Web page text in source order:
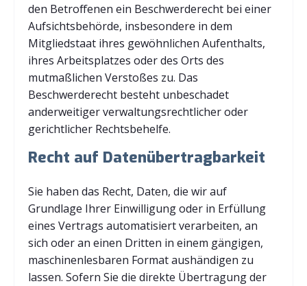
den Betroffenen ein Beschwerderecht bei einer
Aufsichtsbehörde, insbesondere in dem
Mitgliedstaat ihres gewöhnlichen Aufenthalts,
ihres Arbeitsplatzes oder des Orts des
mutmaßlichen Verstoßes zu. Das
Beschwerderecht besteht unbeschadet
anderweitiger verwaltungsrechtlicher oder
gerichtlicher Rechtsbehelfe.
Recht auf Daten­übertrag­barkeit
Sie haben das Recht, Daten, die wir auf
Grundlage Ihrer Einwilligung oder in Erfüllung
eines Vertrags automatisiert verarbeiten, an
sich oder an einen Dritten in einem gängigen,
maschinenlesbaren Format aushändigen zu
lassen. Sofern Sie die direkte Übertragung der